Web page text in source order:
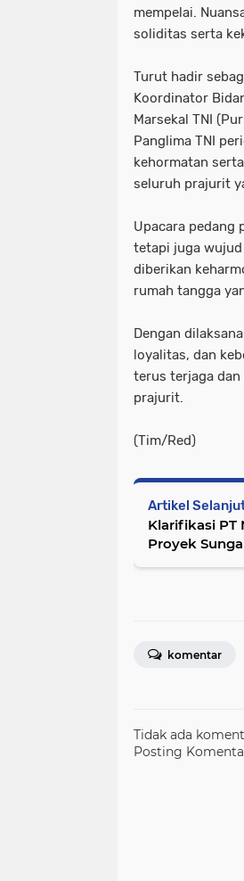
mempelai.
soliditas serta
Turut hadir
Koordinator
Marsekal TNI
Panglima TNI
kehormatan
seluruh prajurit
Upacara pedang
tetapi juga wujud
diberikan
rumah tangga
Dengan
loyalitas, dan
terus terjaga dan
prajurit.
(Tim/Red)
Artikel
Klarifikasi PT
Proyek
komentar
Tidak ada
Posting